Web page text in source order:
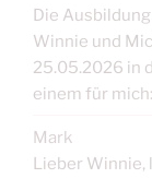
Die
Winnie und
25.05.2026 in
einem für
Mark
Lieber Winnie,